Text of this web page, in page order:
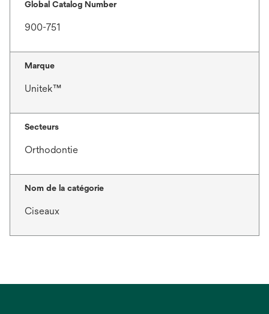
Global Catalog Number
900-751
Marque
Unitek™
Secteurs
Orthodontie
Nom de la catégorie
Ciseaux